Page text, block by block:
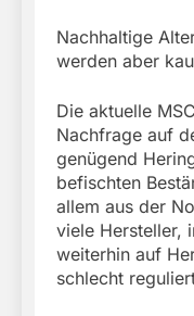
Nachhaltige
werden aber
Die aktuelle
Nachfrage auf
genügend
befischten
allem aus der
viele Hersteller,
weiterhin auf
schlecht